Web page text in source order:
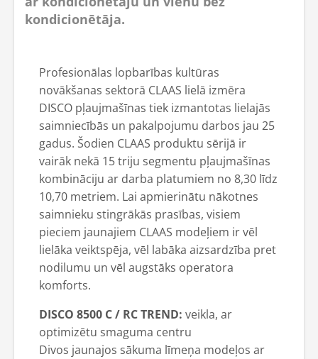
kondicionētāja.
Profesionālas lopbarības kultūras
novākšanas sektorā CLAAS lielā izmēra
DISCO pļaujmašīnas tiek izmantotas lielajās
saimniecībās un pakalpojumu darbos jau 25
gadus. Šodien CLAAS produktu sērijā ir
vairāk nekā 15 triju segmentu pļaujmašīnas
kombināciju ar darba platumiem no 8,30 līdz
10,70 metriem. Lai apmierinātu nākotnes
saimnieku stingrākās prasības, visiem
pieciem jaunajiem CLAAS modeļiem ir vēl
lielāka veiktspēja, vēl labāka aizsardzība pret
nodilumu un vēl augstāks operatora
komforts.
DISCO 8500 C / RC TREND: veikla, ar
optimizētu smaguma centru
Divos jaunajos sākuma līmeņa modeļos ar